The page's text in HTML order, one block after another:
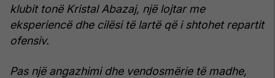
klubit tonë Kristal Abazaj, një lojtar me
eksperiencë dhe cilësi të lartë që i shtohet repartit
ofensiv.
Pas një angazhimi dhe vendosmërie të madhe,